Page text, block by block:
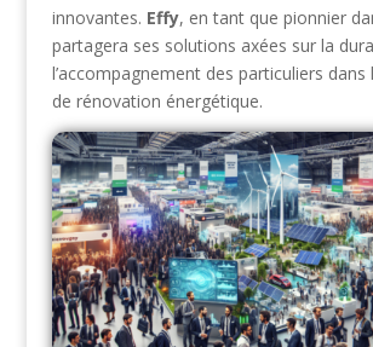
innovantes. Effy, en tant que pionnier
partagera ses solutions axées sur la
l’accompagnement des particuliers dans
de rénovation énergétique.